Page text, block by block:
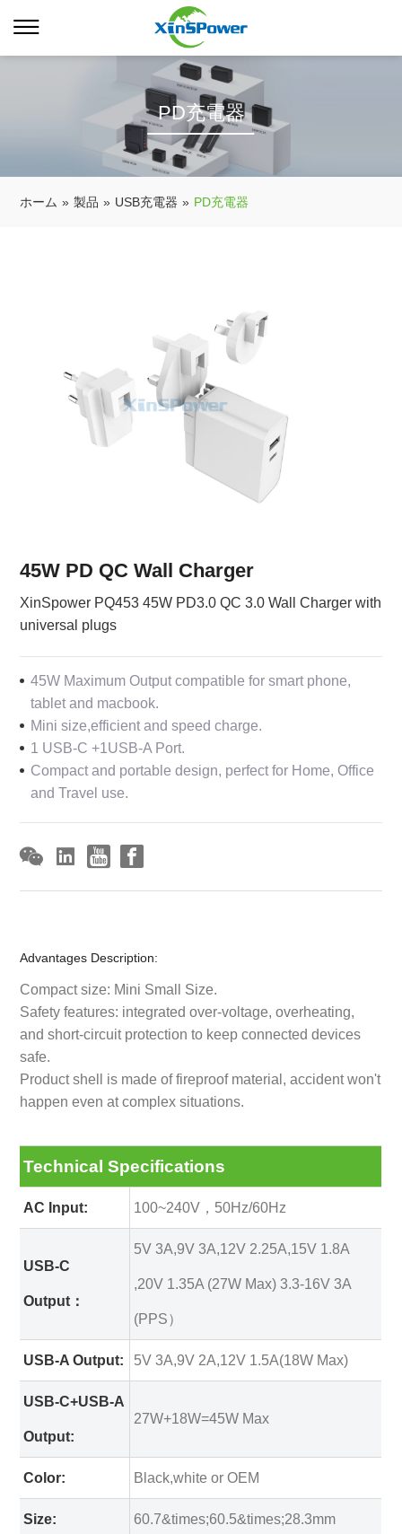
PD充電器
ホーム » 製品 » USB充電器 » PD充電器
45W PD QC Wall Charger
XinSpower PQ453 45W PD3.0 QC 3.0 Wall Charger with
universal plugs
45W Maximum Output compatible for smart phone,
tablet and macbook.
Mini size,efficient and speed charge.
1 USB-C +1USB-A Port.
Compact and portable design, perfect for Home, Office
and Travel use.
Advantages Description:
Compact size: Mini Small Size.
Safety features: integrated over-voltage, overheating,
and short-circuit protection to keep connected devices
safe.
Product shell is made of fireproof material, accident won't
happen even at complex situations.
Technical Specifications
AC Input: 100~240V，50Hz/60Hz
USB-C
Output：
5V 3A,9V 3A,12V 2.25A,15V 1.8A
,20V 1.35A (27W Max) 3.3-16V 3A
(PPS）
USB-A Output: 5V 3A,9V 2A,12V 1.5A(18W Max)
USB-C+USB-A
Output:
27W+18W=45W Max
Color: Black,white or OEM
Size: 60.7&times;60.5&times;28.3mm